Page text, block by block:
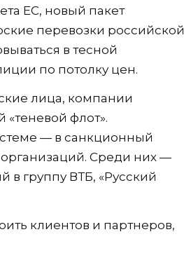
ЕС, новый пакет
перевозки российской
в тесной
по потолку цен.
лица, компании
«теневой флот».
— в санкционный
Среди них —
в группу ВТБ, «Русский
клиентов и партнеров,